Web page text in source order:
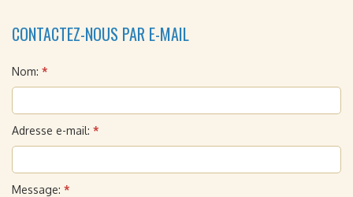
CONTACTEZ-NOUS PAR E-MAIL
Nom: *
Adresse e-mail: *
Message: *